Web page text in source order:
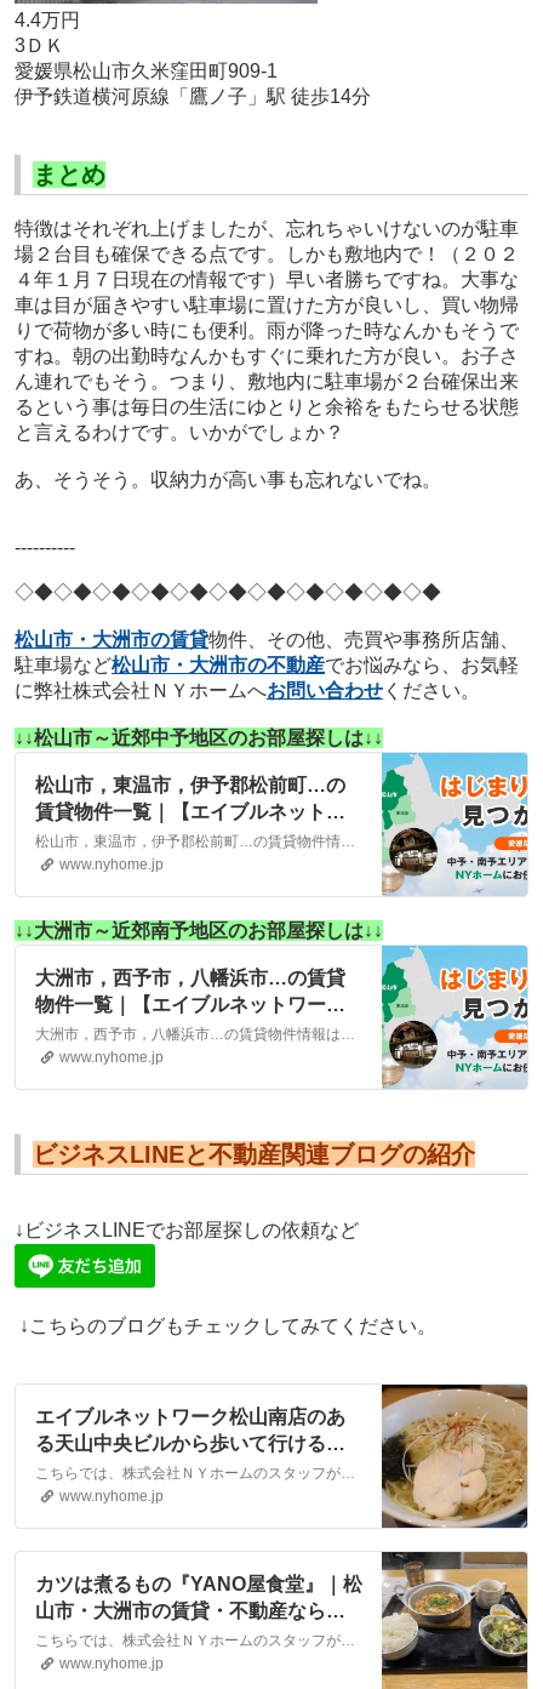
4.4万円
3ＤＫ
愛媛県松山市久米窪田町909-1
伊予鉄道横河原線「鷹ノ子」駅 徒歩14分
まとめ
特徴はそれぞれ上げましたが、忘れちゃいけないのが駐車
場２台目も確保できる点です。しかも敷地内で！（２０２
４年１月７日現在の情報です）早い者勝ちですね。大事な
車は目が届きやすい駐車場に置けた方が良いし、買い物帰
りで荷物が多い時にも便利。雨が降った時なんかもそうで
すね。朝の出勤時なんかもすぐに乗れた方が良い。お子さ
ん連れでもそう。つまり、敷地内に駐車場が２台確保出来
るという事は毎日の生活にゆとりと余裕をもたらせる状態
と言えるわけです。いかがでしょか？
あ、そうそう。収納力が高い事も忘れないでね。
----------
◇◆◇◆◇◆◇◆◇◆◇◆◇◆◇◆◇◆◇◆◇◆
松山市・大洲市の賃貸物件、その他、売買や事務所店舗、
駐車場など松山市・大洲市の不動産でお悩みなら、お気軽
に弊社株式会社ＮＹホームへお問い合わせください。
↓↓松山市～近郊中予地区のお部屋探しは↓↓
松山市，東温市，伊予郡松前町…の
賃貸物件一覧｜【エイブルネットワ
ーク】(株)NYホーム 松山市・大洲
市の賃貸・不動産
松山市，東温市，伊予郡松前町…の賃貸物件情報は、こちらに掲載しております。株式会社NYホームが自信を持ってご紹介する物件ばかりとなっております。お客様のニーズにそった物件が見つかりましたら、弊社までお気軽にお問い合わせください。
www.nyhome.jp
↓↓大洲市～近郊南予地区のお部屋探しは↓↓
大洲市，西予市，八幡浜市…の賃貸
物件一覧｜【エイブルネットワー
ク】(株)NYホーム 松山市・大洲市
の賃貸・不動産
www.nyhome.jp
ビジネスLINEと不動産関連ブログの紹介
↓ビジネスLINEでお部屋探しの依頼など
↓こちらのブログもチェックしてみてください。
エイブルネットワーク松山南店のあ
る天山中央ビルから歩いて行ける場
所に『とりそば翔』さんがありま
す。｜松山市・大洲市の賃貸・不動
産なら株式会社NYホーム
こちらでは、株式会社ＮＹホームのスタッフが執筆したスタッフブログ記事、「エイブルネットワーク松山南店のある天山中央ビルから歩いて行ける場所に『とりそば翔』さんがあります。」をご紹介しております。他にも様々なテーマの記事がありますので、お住まい探しの合間にぜひご一読ください！
www.nyhome.jp
カツは煮るもの『YANO屋食堂』｜松
山市・大洲市の賃貸・不動産なら株
式会社NYホーム
こちらでは、株式会社ＮＹホームのスタッフが執筆したスタッフブログ記事、「カツは煮るもの『YANO屋食堂』」をご紹介しております。他にも様々なテーマの記事がありますので、お住まい探しの合間にぜひご一読ください！
www.nyhome.jp